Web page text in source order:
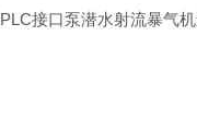
PLC接口泵潜水射流暴气